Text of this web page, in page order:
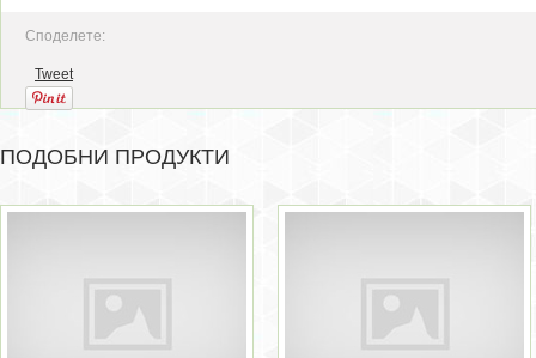
Споделете:
Tweet
ПОДОБНИ ПРОДУКТИ